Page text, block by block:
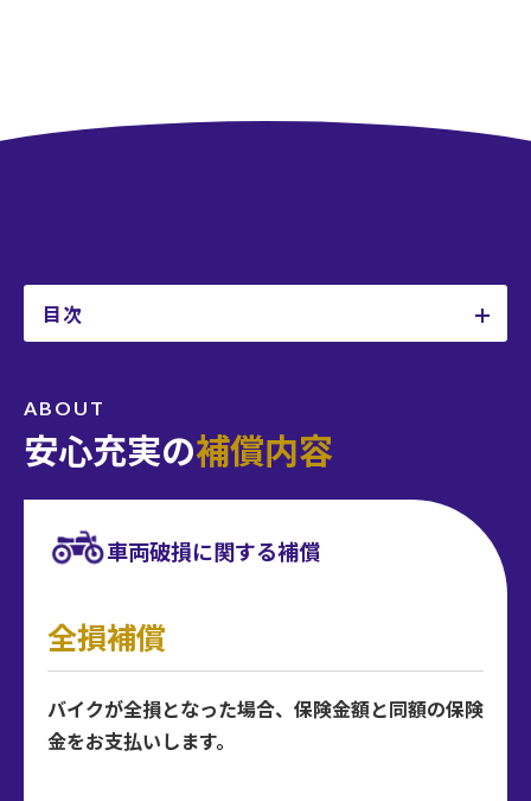
目次
事故対応事例
選ばれる
5つのポイント
保険料例
よくあるご質問
ABOUT
安心充実の補償内容
車両破損に関する補償
全損補償
バイクが全損となった場合、保険金額と同額の保険
金をお支払いします。